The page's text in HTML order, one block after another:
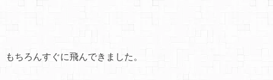
もちろんすぐに飛んできました。